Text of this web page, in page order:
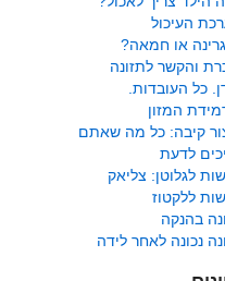
העיכול
או חמאה?
והקשר לתזונה
כל העובדות.
המזון
קיבה: כל מה שאתם
לדעת
לגלוטן: צליאק
ללקטוז
בהנקה
נכונה לאחר לידה